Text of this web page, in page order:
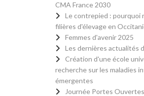
CMA France 2030
Le contrepied : pourquoi
filières d'élevage en
Femmes d'avenir 2025
Les dernières actualités
Création d'une école
recherche sur les maladies
émergentes
Journée Portes